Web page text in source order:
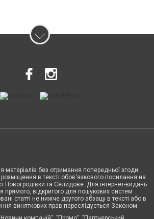
матеріалів без отримання попередньої згоди
в тексті обов'язкового посилання на
Новогродівки та Селидове. Для інтернет-видань
прямого, відкритого для пошукових систем
статті не нижче другого абзацу в тексті або в
виняткових прав переслідується Законом.